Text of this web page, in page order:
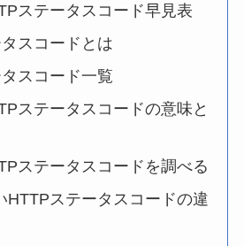
ステータスコード早見表
スコードとは
スコード一覧
ステータスコードの意味と
ステータスコードを調べる
HTTPステータスコードの違